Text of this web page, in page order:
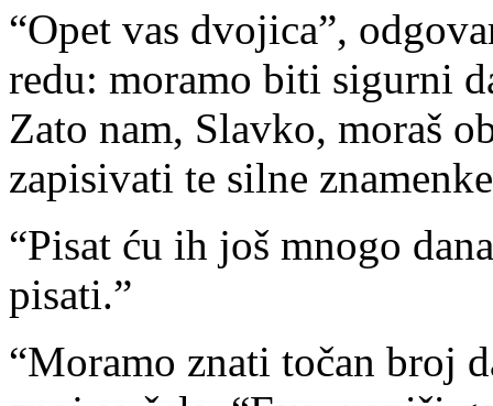
“Opet vas dvojica”,
redu: moramo biti sigurni
Zato nam, Slavko, moraš
zapisivati te silne
“Pisat ću ih još mnogo
pisati.”
“Moramo znati točan broj